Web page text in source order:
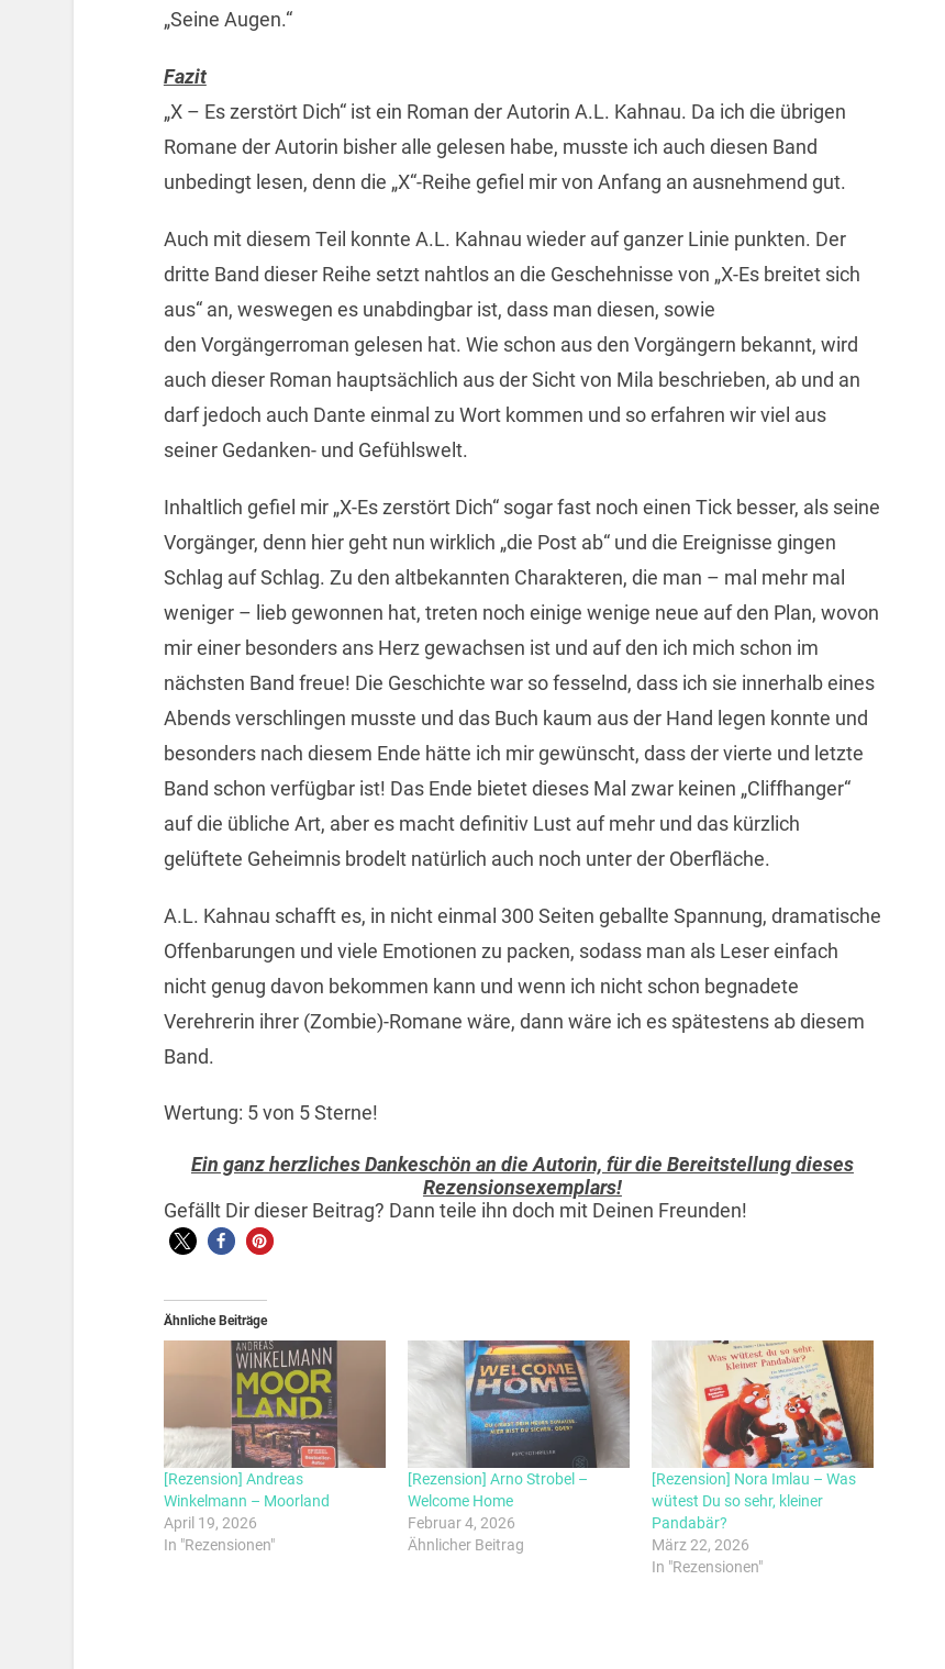
„Seine Augen.“
Fazit
„X – Es zerstört Dich“ ist ein Roman der Autorin A.L. Kahnau. Da ich die übrigen
Romane der Autorin bisher alle gelesen habe, musste ich auch diesen Band
unbedingt lesen, denn die „X“-Reihe gefiel mir von Anfang an ausnehmend gut.
Auch mit diesem Teil konnte A.L. Kahnau wieder auf ganzer Linie punkten. Der
dritte Band dieser Reihe setzt nahtlos an die Geschehnisse von „X-Es breitet sich
aus“ an, weswegen es unabdingbar ist, dass man diesen, sowie
den Vorgängerroman gelesen hat. Wie schon aus den Vorgängern bekannt, wird
auch dieser Roman hauptsächlich aus der Sicht von Mila beschrieben, ab und an
darf jedoch auch Dante einmal zu Wort kommen und so erfahren wir viel aus
seiner Gedanken- und Gefühlswelt.
Inhaltlich gefiel mir „X-Es zerstört Dich“ sogar fast noch einen Tick besser, als seine
Vorgänger, denn hier geht nun wirklich „die Post ab“ und die Ereignisse gingen
Schlag auf Schlag. Zu den altbekannten Charakteren, die man – mal mehr mal
weniger – lieb gewonnen hat, treten noch einige wenige neue auf den Plan, wovon
mir einer besonders ans Herz gewachsen ist und auf den ich mich schon im
nächsten Band freue! Die Geschichte war so fesselnd, dass ich sie innerhalb eines
Abends verschlingen musste und das Buch kaum aus der Hand legen konnte und
besonders nach diesem Ende hätte ich mir gewünscht, dass der vierte und letzte
Band schon verfügbar ist! Das Ende bietet dieses Mal zwar keinen „Cliffhanger“
auf die übliche Art, aber es macht definitiv Lust auf mehr und das kürzlich
gelüftete Geheimnis brodelt natürlich auch noch unter der Oberfläche.
A.L. Kahnau schafft es, in nicht einmal 300 Seiten geballte Spannung, dramatische
Offenbarungen und viele Emotionen zu packen, sodass man als Leser einfach
nicht genug davon bekommen kann und wenn ich nicht schon begnadete
Verehrerin ihrer (Zombie)-Romane wäre, dann wäre ich es spätestens ab diesem
Band.
Wertung: 5 von 5 Sterne!
Ein ganz herzliches Dankeschön an die Autorin, für die Bereitstellung dieses
Rezensionsexemplars!
Gefällt Dir dieser Beitrag? Dann teile ihn doch mit Deinen Freunden!
Ähnliche Beiträge
[Rezension] Andreas
Winkelmann – Moorland
April 19, 2026
In "Rezensionen"
[Rezension] Arno Strobel –
Welcome Home
Februar 4, 2026
Ähnlicher Beitrag
[Rezension] Nora Imlau – Was
wütest Du so sehr, kleiner
Pandabär?
März 22, 2026
In "Rezensionen"